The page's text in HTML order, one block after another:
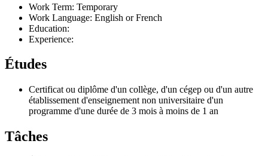
Work Term: Temporary
Work Language: English or French
Education:
Experience:
Études
Certificat ou diplôme d'un collège, d'un cégep ou d'un autre
établissement d'enseignement non universitaire d'un
programme d'une durée de 3 mois à moins de 1 an
Tâches